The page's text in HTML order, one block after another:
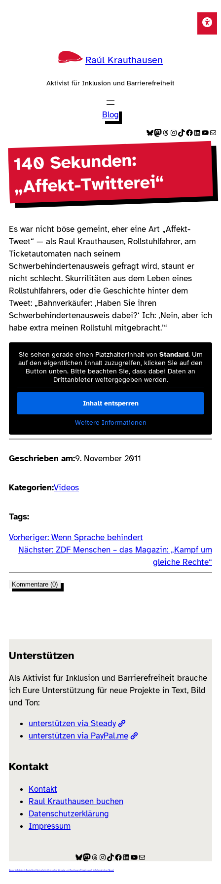
Raúl Krauthausen
Aktivist für Inklusion und Barrierefreiheit
Blog
Bluesky Mastodon Threads Instagram TikTok Facebook LinkedIn YouTube E-Mail
140 Sekunden:
„Affekt-Twitterei“
Es war nicht böse gemeint, eher eine Art „Affekt-
Tweet“ — als Raul Krauthausen, Rollstuhlfahrer, am
Ticketautomaten nach seinem
Schwerbehindertenausweis gefragt wird, staunt er
nicht schlecht. Skurrilitäten aus dem Leben eines
Rollstuhlfahrers, oder die Geschichte hinter dem
Tweet: „Bahnverkäufer: ‚Haben Sie ihren
Schwerbehindertenausweis dabei?‘ Ich: ‚Nein, aber ich
habe extra meinen Rollstuhl mitgebracht.’“
Sie sehen gerade einen Platzhalterinhalt von Standard. Um
auf den eigentlichen Inhalt zuzugreifen, klicken Sie auf den
Button unten. Bitte beachten Sie, dass dabei Daten an
Drittanbieter weitergegeben werden.
Inhalt entsperren
Weitere Informationen
Geschrieben am:9. November 2011
Kategorien:Videos
Tags:
Vorheriger: Wenn Sprache behindert
Nächster: ZDF Menschen – das Magazin: „Kampf um
gleiche Rechte“
Kommentare (0)
Unterstützen
Als Aktivist für Inklusion und Barrierefreiheit brauche
ich Eure Unterstützung für neue Projekte in Text, Bild
und Ton:
unterstützen via Steady
unterstützen via PayPal.me
Kontakt
Kontakt
Raul Krauthausen buchen
Datenschutzerklärung
Impressum
Bluesky
Mastodon
Threads
Instagram
TikTok
Facebook
LinkedIn
YouTube
E-Mail
Manual für Inklusion in Deutschland: Barrierefreiheit leben ohne Alternative – mit Krauthausens Prinzipien auch für Schornsteinfeger Manuel